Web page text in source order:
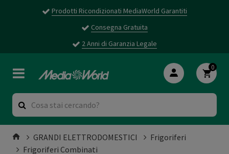
Prodotti Ricondizionati MediaWorld Garantiti
Consegna Gratuita
2 Anni di Garanzia Legale
0
GRANDI ELETTRODOMESTICI
Frigoriferi
Frigoriferi Combinati